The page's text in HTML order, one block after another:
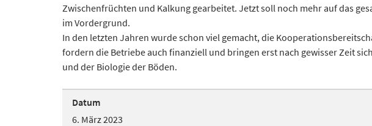
Zwischenfrüchten und Kalkung gearbeitet. Jetzt soll noch mehr auf das
im Vordergrund.
In den letzten Jahren wurde schon viel gemacht, die
fordern die Betriebe auch finanziell und bringen erst nach gewisser Zeit
und der Biologie der Böden.
Datum
6. März 2023